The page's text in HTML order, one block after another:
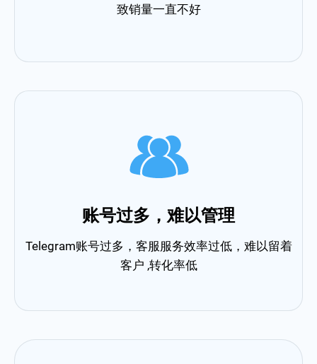
致销量一直不好
账号过多，难以管理
Telegram账号过多，客服服务效率过低，难以留着
客户 ,转化率低